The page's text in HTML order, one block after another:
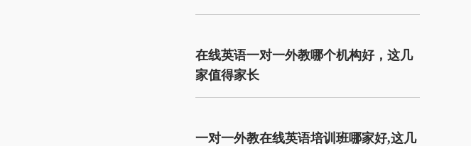
在线英语一对一外教哪个机构好，这几
家值得家长
一对一外教在线英语培训班哪家好,这几